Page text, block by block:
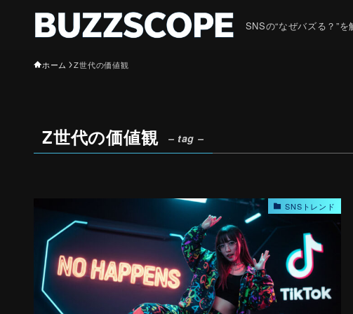
SNSの“なぜバズる？”
ホーム Z世代の価値観
Z世代の価値観 – tag –
SNSトレンド